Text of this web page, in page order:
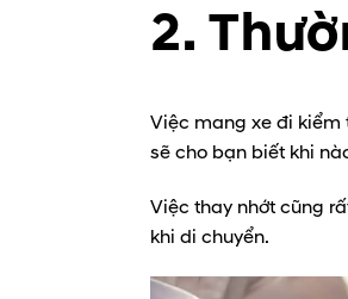
2.
Việc mang xe đi kiểm
sẽ cho bạn biết khi
Việc thay nhớt cũng
khi di chuyển.